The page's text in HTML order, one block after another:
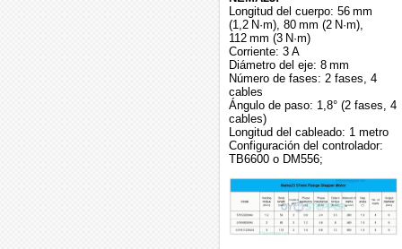
Longitud del cuerpo: 56 mm
(1,2 N·m), 80 mm (2 N·m),
112 mm (3 N·m)
Corriente: 3 A
Diámetro del eje: 8 mm
Número de fases: 2 fases, 4
cables
Ángulo de paso: 1,8° (2 fases, 4
cables)
Longitud del cableado: 1 metro
Configuración del controlador:
TB6600 o DM556;